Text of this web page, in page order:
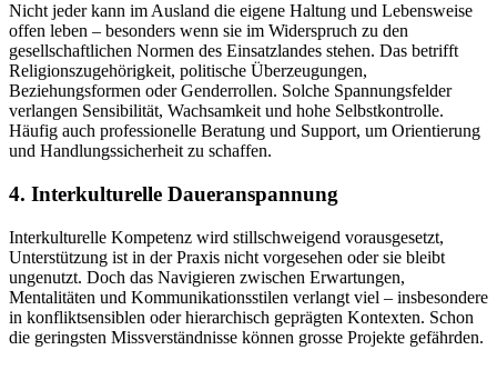
Nicht jeder kann im Ausland die eigene Haltung und Lebensweise
offen leben – besonders wenn sie im Widerspruch zu den
gesellschaftlichen Normen des Einsatzlandes stehen. Das betrifft
Religionszugehörigkeit, politische Überzeugungen,
Beziehungsformen oder Genderrollen. Solche Spannungsfelder
verlangen Sensibilität, Wachsamkeit und hohe Selbstkontrolle.
Häufig auch professionelle Beratung und Support, um Orientierung
und Handlungssicherheit zu schaffen.
4. Interkulturelle Daueranspannung
Interkulturelle Kompetenz wird stillschweigend vorausgesetzt,
Unterstützung ist in der Praxis nicht vorgesehen oder sie bleibt
ungenutzt. Doch das Navigieren zwischen Erwartungen,
Mentalitäten und Kommunikationsstilen verlangt viel – insbesondere
in konfliktsensiblen oder hierarchisch geprägten Kontexten. Schon
die geringsten Missverständnisse können grosse Projekte gefährden.